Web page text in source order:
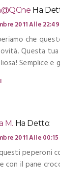
Ha
2011 Alle 22:49
che
Questa
Semplice e
M. Ha Detto:
2011 Alle 00:15
peperoni
con il pane